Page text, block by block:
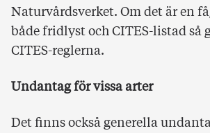
Naturvårdsverket. Om det är en
både fridlyst och CITES-listad så
CITES-reglerna.
Undantag för vissa arter
Det finns också generella